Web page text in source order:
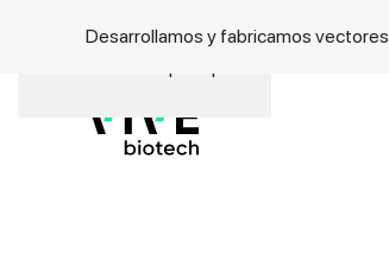
Desarrollamos y fabricamos